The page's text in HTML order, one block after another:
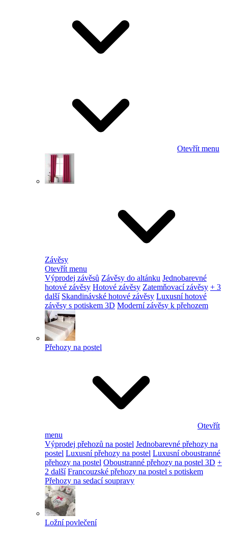
Otevřít menu
Závěsy
Otevřít menu
Výprodej závěsů Závěsy do altánku Jednobarevné
hotové závěsy Hotové závěsy Zatemňovací závěsy + 3
další Skandinávské hotové závěsy Luxusní hotové
závěsy s potiskem 3D Moderní závěsy k přehozem
Přehozy na postel
Otevřít
menu
Výprodej přehozů na postel Jednobarevné přehozy na
postel Luxusní přehozy na postel Luxusní oboustranné
přehozy na postel Oboustranné přehozy na postel 3D +
2 další Francouzské přehozy na postel s potiskem
Přehozy na sedací soupravy
Ložní povlečení